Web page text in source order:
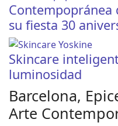
Contempopránea
su fiesta 30
Skincare
luminosidad
Barcelona,
Arte